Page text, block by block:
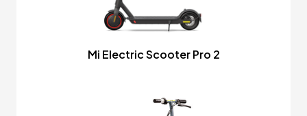
Mi Electric Scooter Pro 2